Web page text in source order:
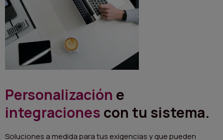
Personalización e
integraciones con tu sistema.
Soluciones a medida para tus exigencias y que pueden